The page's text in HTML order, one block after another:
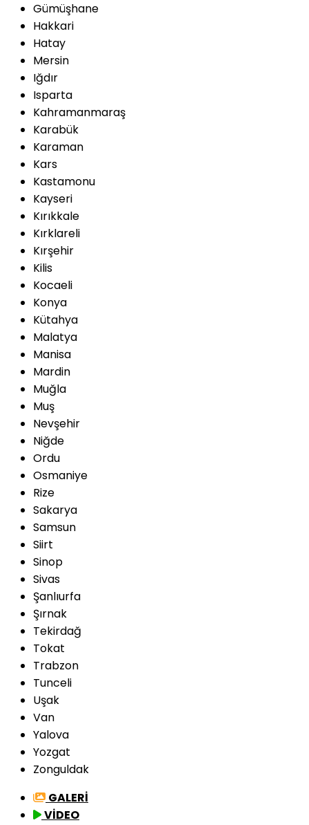
Gümüşhane
Hakkari
Hatay
Mersin
Iğdır
Isparta
Kahramanmaraş
Karabük
Karaman
Kars
Kastamonu
Kayseri
Kırıkkale
Kırklareli
Kırşehir
Kilis
Kocaeli
Konya
Kütahya
Malatya
Manisa
Mardin
Muğla
Muş
Nevşehir
Niğde
Ordu
Osmaniye
Rize
Sakarya
Samsun
Siirt
Sinop
Sivas
Şanlıurfa
Şırnak
Tekirdağ
Tokat
Trabzon
Tunceli
Uşak
Van
Yalova
Yozgat
Zonguldak
GALERİ
VİDEO